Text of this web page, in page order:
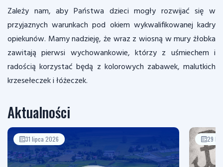
Zależy nam, aby Państwa dzieci mogły rozwijać się w
przyjaznych warunkach pod okiem wykwalifikowanej kadry
opiekunów. Mamy nadzieję, że wraz z wiosną w mury żłobka
zawitają pierwsi wychowankowie, którzy z uśmiechem i
radością korzystać będą z kolorowych zabawek, malutkich
krzesełeczek i łóżeczek.
Aktualności
31 lipca 2026 29